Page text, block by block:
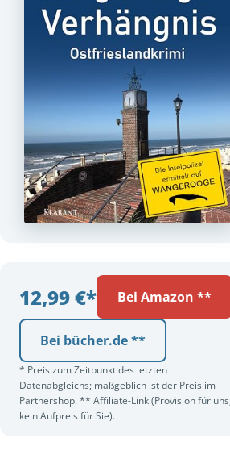
12,99 €* Bei Amazon **
Bei bücher.de **
* Preis zum Zeitpunkt des letzten
Datenabgleichs; maßgeblich ist der Preis im
Partnershop. ** Affiliate-Link (Provision für uns,
kein Aufpreis für Sie).